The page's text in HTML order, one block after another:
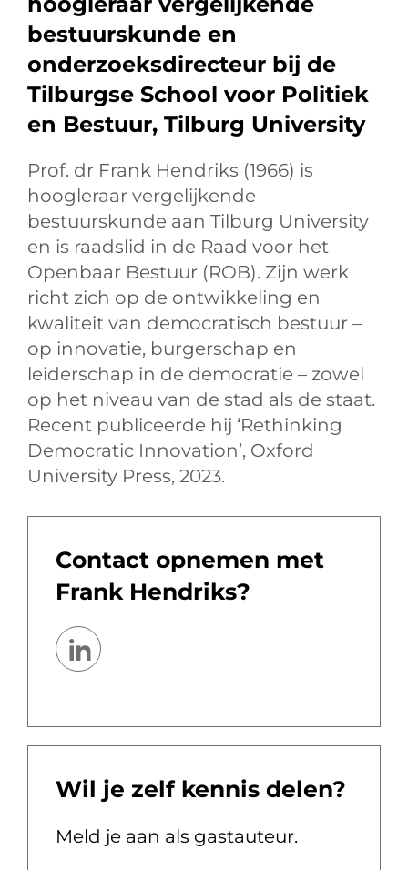
bestuurskunde en
onderzoeksdirecteur bij de
Tilburgse School voor Politiek
en Bestuur, Tilburg University
Prof. dr Frank Hendriks (1966) is
hoogleraar vergelijkende
bestuurskunde aan Tilburg University
en is raadslid in de Raad voor het
Openbaar Bestuur (ROB). Zijn werk
richt zich op de ontwikkeling en
kwaliteit van democratisch bestuur –
op innovatie, burgerschap en
leiderschap in de democratie – zowel
op het niveau van de stad als de staat.
Recent publiceerde hij ‘Rethinking
Democratic Innovation’, Oxford
University Press, 2023.
Contact opnemen met
Frank Hendriks?
Wil je zelf kennis delen?
Meld je aan als gastauteur.